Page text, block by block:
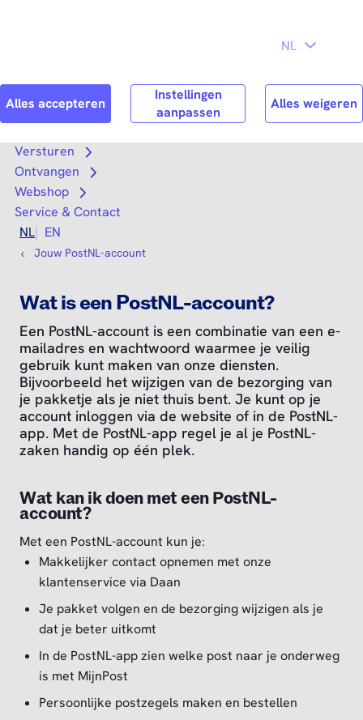
Search Zoek
Versturen
Open submenu
Ontvangen
Open submenu
Webshop
Open submenu
Service & Contact
NL
EN
Jouw PostNL-account
Wat is een PostNL-account?
Een PostNL-account is een combinatie van een e-
mailadres en wachtwoord waarmee je veilig
gebruik kunt maken van onze diensten.
Bijvoorbeeld het wijzigen van de bezorging van
je pakketje als je niet thuis bent. Je kunt op je
account inloggen via de website of in de PostNL-
app. Met de PostNL-app regel je al je PostNL-
zaken handig op één plek.
Wat kan ik doen met een PostNL-
account?
Met een PostNL-account kun je:
Makkelijker contact opnemen met onze
klantenservice via Daan
Je pakket volgen en de bezorging wijzigen als je
dat je beter uitkomt
In de PostNL-app zien welke post naar je onderweg
is met MijnPost
Persoonlijke postzegels maken en bestellen